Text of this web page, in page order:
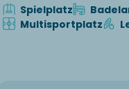
Spielplatz
Multisportplatz